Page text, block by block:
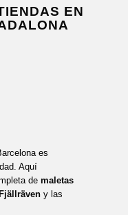
EN
es
Aquí
de maletas
y las